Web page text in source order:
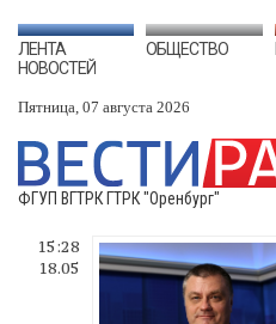
ЛЕНТА
НОВОСТЕЙ
ОБЩЕСТВО
Пятница, 07 августа 2026
ФГУП ВГТРК ГТРК "Оренбург"
15:28
18.05